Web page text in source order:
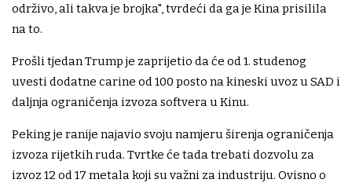
održivo, ali takva je brojka", tvrdeći da ga je Kina prisilila
na to.
Prošli tjedan Trump je zaprijetio da će od 1. studenog
uvesti dodatne carine od 100 posto na kineski uvoz u SAD i
daljnja ograničenja izvoza softvera u Kinu.
Peking je ranije najavio svoju namjeru širenja ograničenja
izvoza rijetkih ruda. Tvrtke će tada trebati dozvolu za
izvoz 12 od 17 metala koji su važni za industriju. Ovisno o